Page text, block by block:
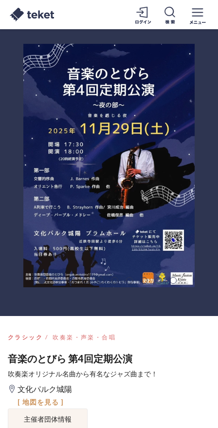
クラシック 吹奏楽・声楽・合唱
音楽のとびら 第4回定期公演
吹奏楽オリジナル名曲から有名なジャズ曲まで！
文化パルク城陽
[ 地図を見る ]
主催者団体情報